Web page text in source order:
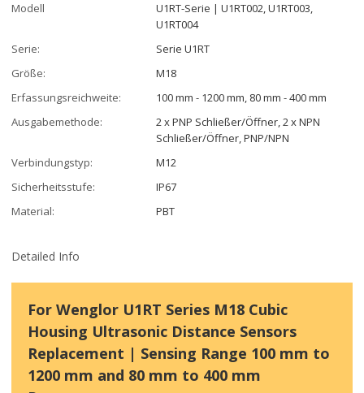
Modell
U1RT-Serie | U1RT002, U1RT003,
U1RT004
Serie:
Serie U1RT
Größe:
M18
Erfassungsreichweite:
100 mm - 1200 mm, 80 mm - 400 mm
Ausgabemethode:
2 x PNP Schließer/Öffner, 2 x NPN
Schließer/Öffner, PNP/NPN
Verbindungstyp:
M12
Sicherheitsstufe:
IP67
Material:
PBT
Detailed Info
For Wenglor U1RT Series M18 Cubic
Housing Ultrasonic Distance Sensors
Replacement | Sensing Range 100 mm to
1200 mm and 80 mm to 400 mm